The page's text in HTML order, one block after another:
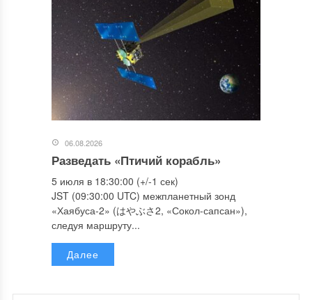
06.08.2026
Разведать «Птичий корабль»
5 июля в 18:30:00 (+/-1 сек)
JST (09:30:00 UTC) межпланетный зонд
«Хаябуса-2» (はやぶさ2, «Сокол-сапсан»),
следуя маршруту...
Далее